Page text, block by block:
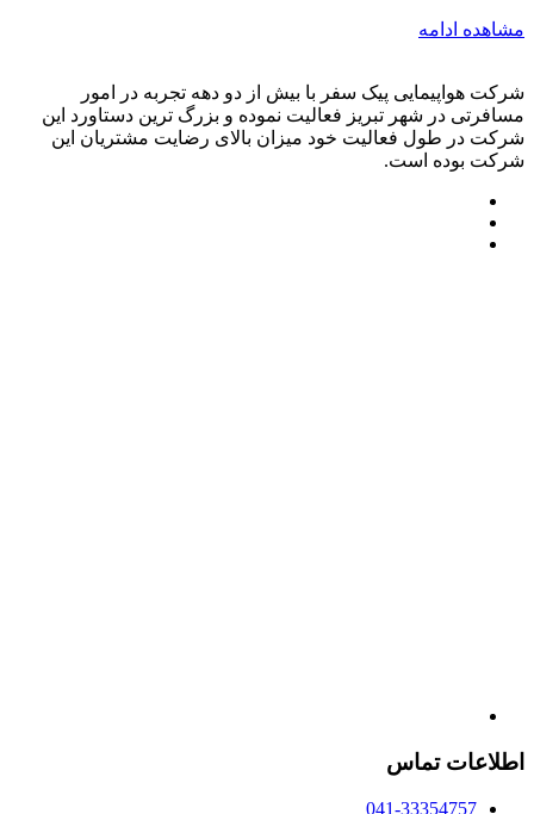
مشاهده ادامه
شرکت هواپیمایی پیک سفر با بیش از دو دهه تجربه در امور
مسافرتی در شهر تبریز فعالیت نموده و بزرگ ترین دستاورد این
شرکت در طول فعالیت خود میزان بالای رضایت مشتریان این
شرکت بوده است.
اطلاعات تماس
041-33354757